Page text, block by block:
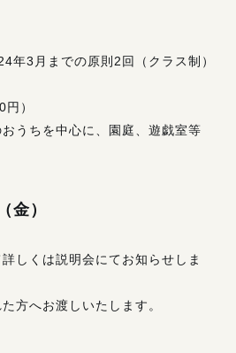
年3月までの原則2回（クラス制）
）
うちを中心に、園庭、遊戯室等
金）
しくは説明会にてお知らせしま
方へお渡しいたします。